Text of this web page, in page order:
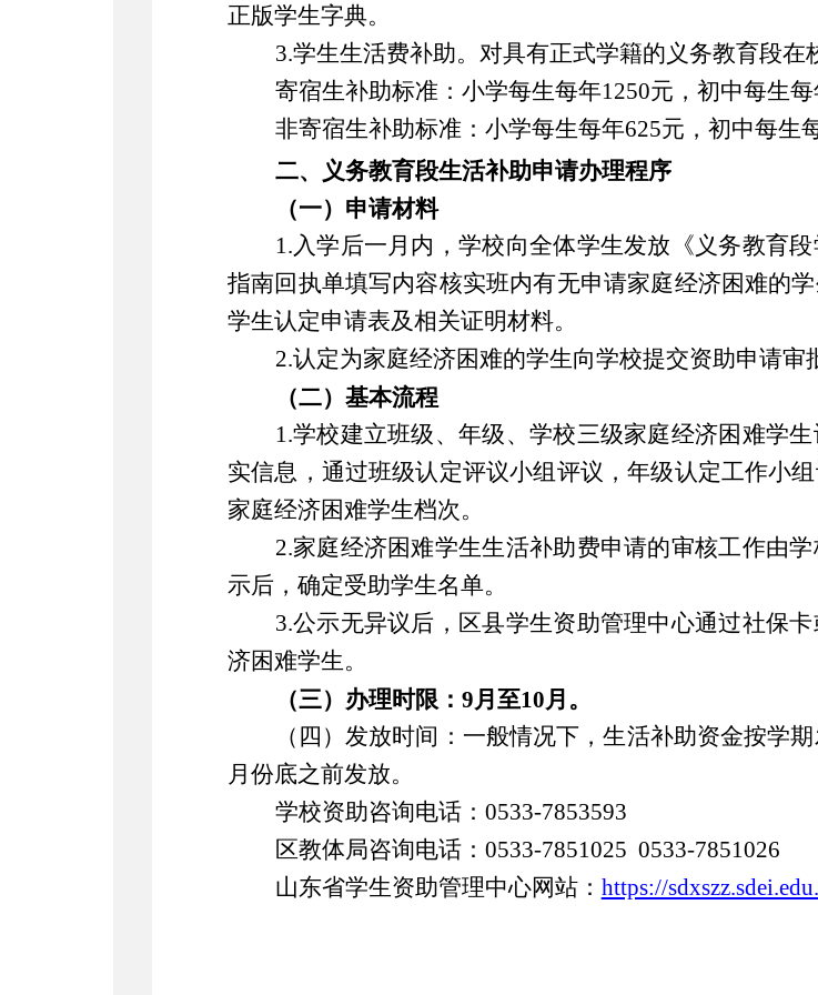
正版学生字典。
3.学生生活费补助。 对具有正式学籍的义务教育段在
寄宿生补助标准：小学每生每年1250元，初中每生每
非寄宿生补助标准：小学每生每年625元，初中每生
二、
义务教育段生活补助申请办理程序
（一）申请材料
1.入学后一月内，学校向全体学生发放《义务教育
指南回执单填写内容核实班内有无申请家庭经济困难的
学生认定申请表及相关证明材料。
2.认定为家庭经济困难的学生向学校提交资助申请审
（二）基本流程
1.学校建立班级、年级、学校三级家庭经济困难学
实信息，通过班级认定评议小组评议，年级认定工作小
家庭经济困难学生档次。
2.家庭经济困难学生生活补助费申请的审核工作由
示后，确定受助学生名单。
3.公示无异议后，区县学生资助管理中心通过社保
济困难学生。
（三）办理时限： 9月至10月。
（四）发放时间： 一般情况下，生活补助资金按学
月份底之前发放。
学校资助咨询电话： 0533-7853593
区教体局咨询电话： 0533-7851025 0533-
山东省学生资助管理中心网站： https://